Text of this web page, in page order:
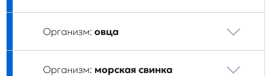
Организм: овца
Организм: морская свинка